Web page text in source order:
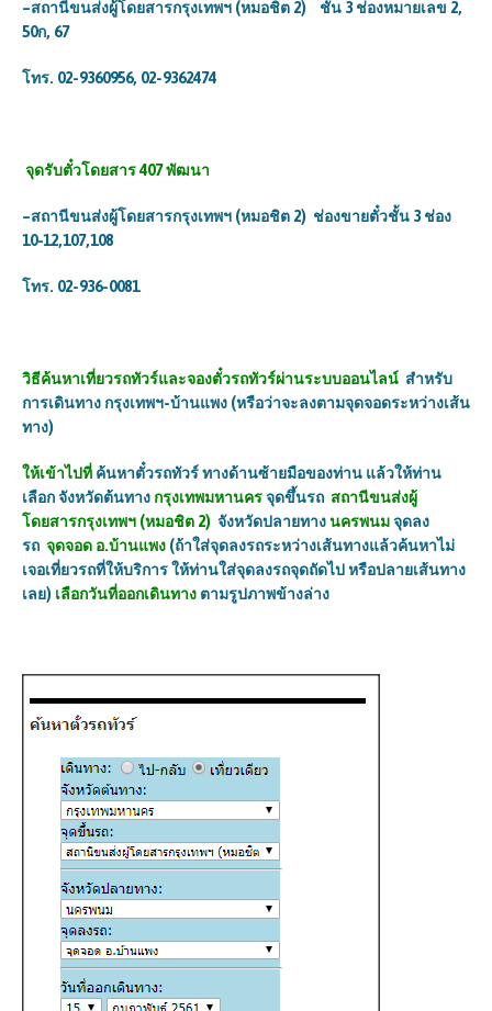
–สถานีขนส่งผู้โดยสารกรุงเทพฯ (หมอชิต 2) ชั้น 3 ช่องหมายเลข 2,
50ก, 67
โทร. 02-9360956, 02-9362474
จุดรับตั๋วโดยสาร407พัฒนา
–สถานีขนส่งผู้โดยสารกรุงเทพฯ (หมอชิต 2) ช่องขายตั๋วชั้น 3 ช่อง
10-12,107,108
โทร. 02-936-0081
วิธีค้นหาเที่ยวรถทัวร์และจองตั๋วรถทัวร์ผ่านระบบออนไลน์ สำหรับ
การเดินทางกรุงเทพฯ-บ้านแพง (หรือว่าจะลงตามจุดจอดระหว่างเส้น
ทาง)
ให้เข้าไปที่ ค้นหาตั๋วรถทัวร์ทางด้านซ้ายมือของท่าน แล้วให้ท่าน
เลือก จังหวัดต้นทางกรุงเทพมหานครจุดขึ้นรถ สถานีขนส่งผู้
โดยสารกรุงเทพฯ (หมอชิต 2) จังหวัดปลายทางนครพนมจุดลง
รถ จุดจอด อ.บ้านแพง (ถ้าใส่จุดลงรถระหว่างเส้นทางแล้วค้นหาไม่
เจอเที่ยวรถที่ให้บริการ ให้ท่านใส่จุดลงรถจุดถัดไป หรือปลายเส้นทาง
เลย) เลือกวันที่ออกเดินทาง ตามรูปภาพข้างล่าง